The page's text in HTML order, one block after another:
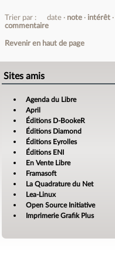
Trier par : date note intérêt
commentaire
Revenir en haut de page
Sites amis
Agenda du Libre
April
Éditions D-BookeR
Éditions Diamond
Éditions Eyrolles
Éditions ENI
En Vente Libre
Framasoft
La Quadrature du Net
Lea-Linux
Open Source Initiative
Imprimerie Grafik Plus